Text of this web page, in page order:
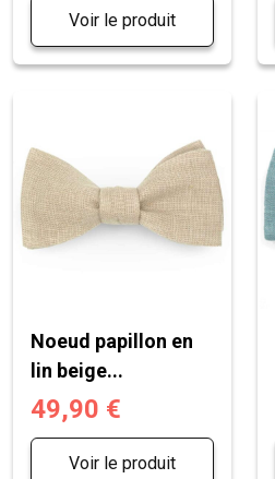
Voir le produit
Noeud papillon en
lin beige...
49,90 €
Voir le produit